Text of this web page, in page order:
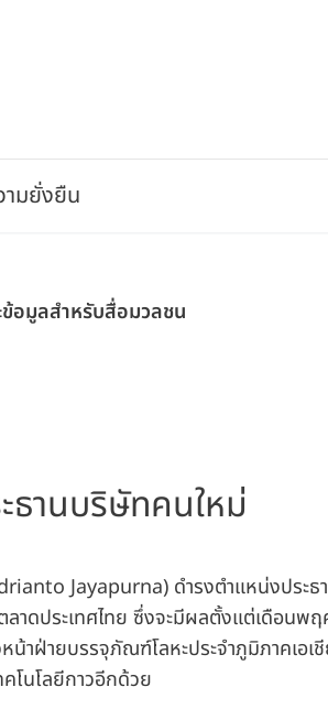
ามยั่งยืน
อมูลสำหรับสื่อมวลชน
ธานบริษัทคนใหม่
Jayapurna) ดำรงตำแหน่งประธ
าดประเทศไทย ซึ่งจะมีผลตั้งแต่เดือนพ
าฝ่ายบรรจุภัณฑ์โลหะประจำภูมิภาคเอ
โนโลยีกาวอีกด้วย